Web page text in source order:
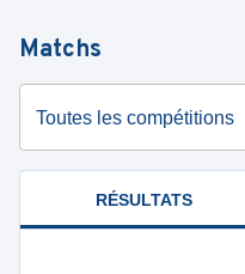
Matchs
Toutes les compétitions
RÉSULTATS